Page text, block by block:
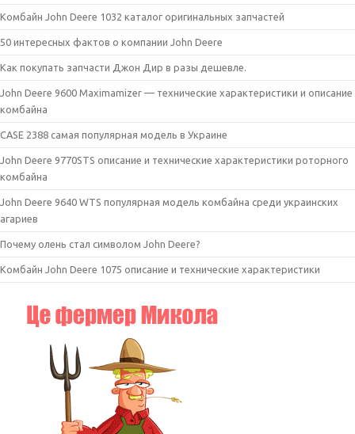
Комбайн John Deere 1032 каталог оригинальных запчастей
50 интересных фактов о компании John Deere
Как покупать запчасти Джон Дир в разы дешевле.
John Deere 9600 Maximamizer — технические характеристики и описание
комбайна
CASE 2388 самая популярная модель в Украине
John Deere 9770STS описание и технические характеристики роторного
комбайна
John Deere 9640 WTS популярная модель комбайна среди украинских
агариев
Почему олень стал символом John Deere?
Комбайн John Deere 1075 описание и технические характеристики